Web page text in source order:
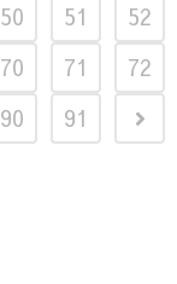
50 51 52
70 71 72
90 91